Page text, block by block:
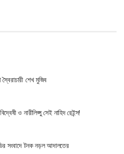
শেখ মুজিব
ও নারীলিপ্সু সেই নাহিদ রেইন্স!
সংবাদে টনক নড়ল আদালতের